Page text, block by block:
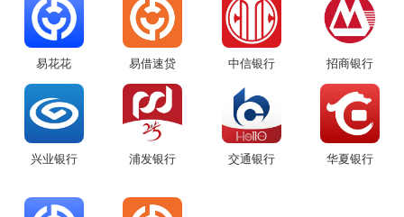
易花花 易借速贷 中信银行 招商银行
兴业银行 浦发银行 交通银行 华夏银行